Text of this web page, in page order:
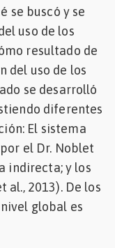
se buscó y se
uso de los
resultado de
del uso de los
se desarrolló
diferentes
El sistema
el Dr. Noblet
indirecta; y los
al., 2013). De los
global es